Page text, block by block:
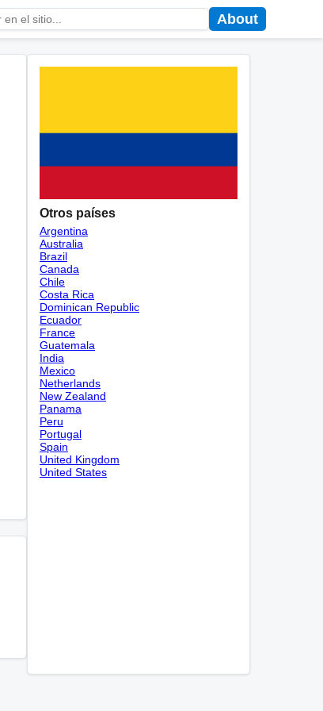
About
Otros países
Argentina
Australia
Brazil
Canada
Chile
Costa Rica
Dominican Republic
Ecuador
France
Guatemala
India
Mexico
Netherlands
New Zealand
Panama
Peru
Portugal
Spain
United Kingdom
United States